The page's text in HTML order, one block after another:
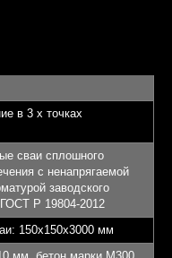
в 3 х точках
сваи сплошного
с ненапрягаемой
заводского
ГОСТ Р 19804-2012
150х150х3000 мм